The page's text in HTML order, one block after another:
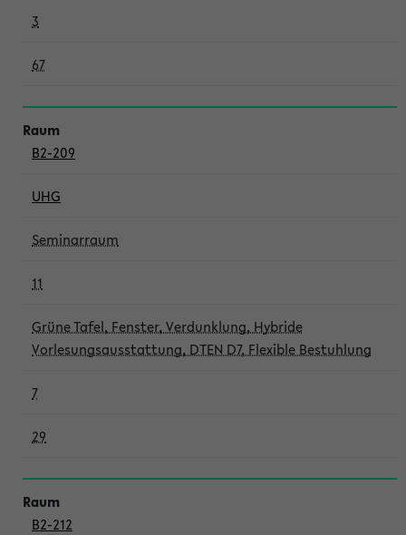
3
67
B2-209
UHG
Seminarraum
11
Grüne Tafel, Fenster, Verdunklung, Hybride
Vorlesungsausstattung, DTEN D7, Flexible Bestuhlung
7
29
B2-212